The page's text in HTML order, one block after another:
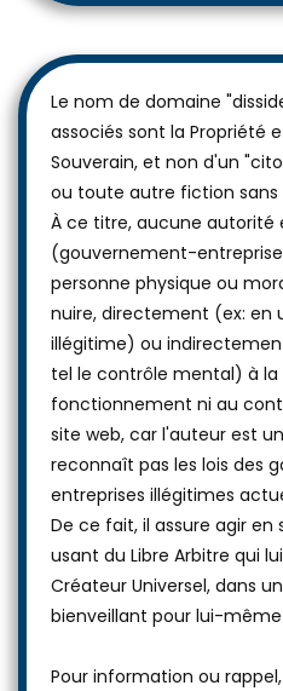
Le nom de domaine
associés sont la Propriété
Souverain, et non d'un
ou toute autre fiction sans
À ce titre, aucune autorité
(gouvernement-
personne physique ou
nuire, directement (ex: en
illégitime) ou
tel le contrôle mental) à la
fonctionnement ni au
site web, car l'auteur est
reconnaît pas les lois des
entreprises illégitimes
De ce fait, il assure agir
usant du Libre Arbitre qui
Créateur Universel, dans
bienveillant pour lui-
Pour information ou